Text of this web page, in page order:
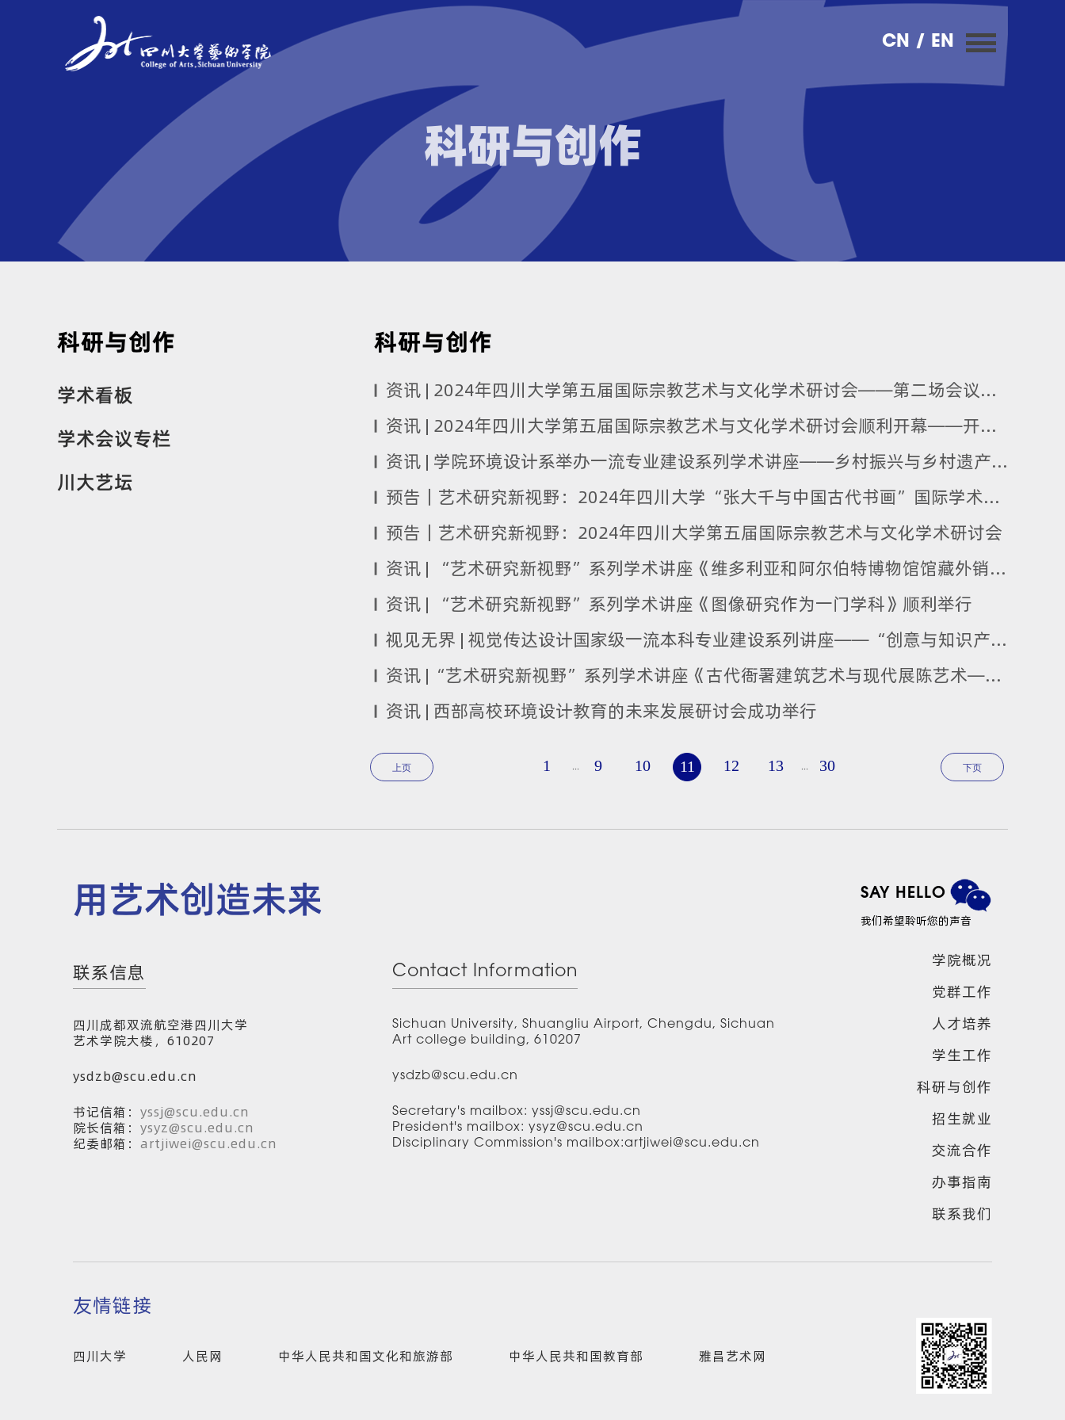
/ EN
CN
科研与创作
科研与创作
学术看板
学术会议专栏
川大艺坛
科研与创作
资讯 | 2024年四川大学第五届国际宗教艺术与文化学术研讨会——第二场会议纪要
资讯 | 2024年四川大学第五届国际宗教艺术与文化学术研讨会顺利开幕——开幕式及第一场研讨会纪要
资讯 | 学院环境设计系举办一流专业建设系列学术讲座——乡村振兴与乡村遗产保护利用
预告｜艺术研究新视野：2024年四川大学“张大千与中国古代书画”国际学术研讨会暨第三届“明远”青年学者论坛（张大千专场）
预告｜艺术研究新视野：2024年四川大学第五届国际宗教艺术与文化学术研讨会
资讯 | “艺术研究新视野”系列学术讲座《维多利亚和阿尔伯特博物馆馆藏外销漆器——以帕金顿漆椅为案例》成功举行
资讯 | “艺术研究新视野”系列学术讲座《图像研究作为一门学科》顺利举行
视见无界 | 视觉传达设计国家级一流本科专业建设系列讲座——“创意与知识产权”顺利举办
资讯 |“艺术研究新视野”系列学术讲座《古代衙署建筑艺术与现代展陈艺术——以直隶总督署为例》顺利举行
资讯 | 西部高校环境设计教育的未来发展研讨会成功举行
上页 1 9 10 11 12 13 30 下页
用艺术创造未来
联系信息
四川成都双流航空港四川大学
艺术学院大楼，610207
ysdzb@scu.edu.cn
书记信箱： yssj@scu.edu.cn
院长信箱： ysyz@scu.edu.cn
纪委邮箱： artjiwei@scu.edu.cn
Contact Information
Sichuan University, Shuangliu Airport, Chengdu, Sichuan
Art college building, 610207
ysdzb@scu.edu.cn
Secretary's mailbox: yssj@scu.edu.cn
President's mailbox: ysyz@scu.edu.cn
Disciplinary Commission's mailbox:artjiwei@scu.edu.cn
SAY HELLO
我们希望聆听您的声音
学院概况
党群工作
人才培养
学生工作
科研与创作
招生就业
交流合作
办事指南
联系我们
友情链接
四川大学 人民网 中华人民共和国文化和旅游部 中华人民共和国教育部 雅昌艺术网